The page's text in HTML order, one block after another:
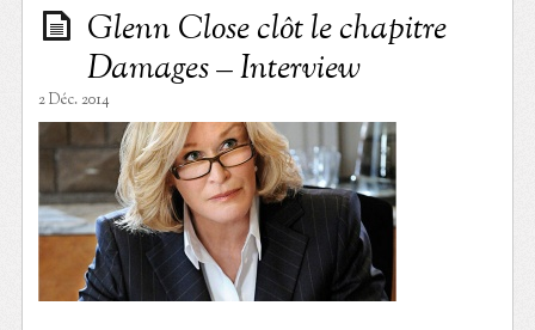
Glenn Close clôt le chapitre
Damages – Interview
2 Déc. 2014